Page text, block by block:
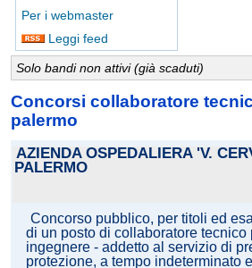
Per i webmaster
Leggi feed
Solo bandi non attivi (già scaduti)
Concorsi collaboratore
palermo
AZIENDA OSPEDALIERA 'V.
PALERMO
Concorso pubblico, per titoli ed
di un posto di collaboratore tecnico
ingegnere - addetto al servizio di
protezione, a tempo indeterminato